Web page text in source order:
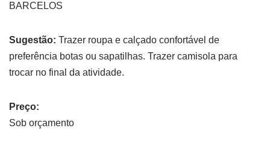
BARCELOS
Sugestão: Trazer roupa e calçado confortável de
preferência botas ou sapatilhas. Trazer camisola para
trocar no final da atividade.
Preço:
Sob orçamento